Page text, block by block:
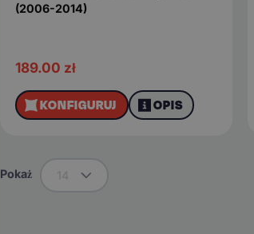
(2006-2014)
189.00 zł
KONFIGURUJ OPIS
Pokaż